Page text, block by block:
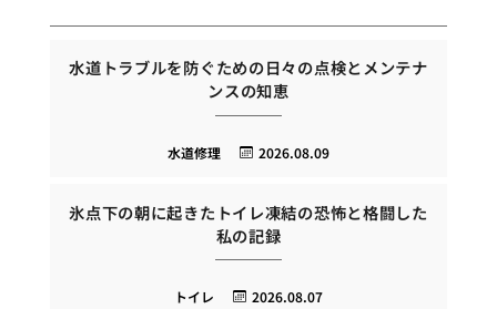
水道トラブルを防ぐための日々の点検とメンテナ
ンスの知恵
2026.08.09
水道修理
氷点下の朝に起きたトイレ凍結の恐怖と格闘した
私の記録
2026.08.07
トイレ